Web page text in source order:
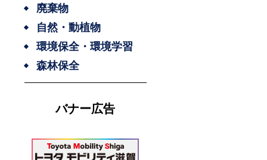
廃棄物
自然・動植物
環境保全・環境学習
森林保全
バナー広告